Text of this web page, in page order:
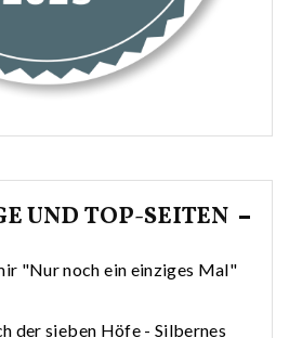
UND TOP-SEITEN
"Nur noch ein einziges Mal"
der sieben Höfe - Silbernes